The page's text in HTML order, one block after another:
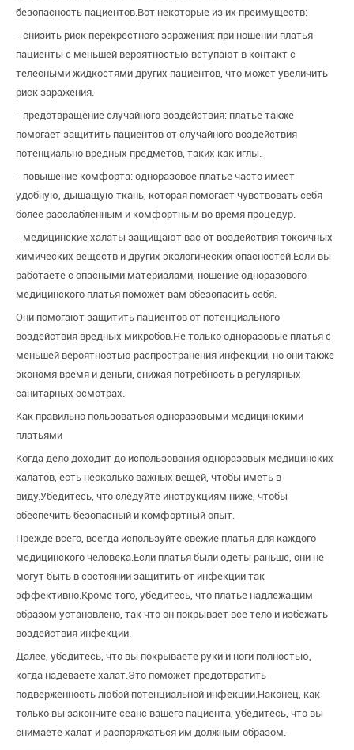
безопасность пациентов.Вот некоторые из их преимуществ:
- снизить риск перекрестного заражения: при ношении платья
пациенты с меньшей вероятностью вступают в контакт с
телесными жидкостями других пациентов, что может увеличить
риск заражения.
- предотвращение случайного воздействия: платье также
помогает защитить пациентов от случайного воздействия
потенциально вредных предметов, таких как иглы.
- повышение комфорта: одноразовое платье часто имеет
удобную, дышащую ткань, которая помогает чувствовать себя
более расслабленным и комфортным во время процедур.
- медицинские халаты защищают вас от воздействия токсичных
химических веществ и других экологических опасностей.Если вы
работаете с опасными материалами, ношение одноразового
медицинского платья поможет вам обезопасить себя.
Они помогают защитить пациентов от потенциального
воздействия вредных микробов.Не только одноразовые платья с
меньшей вероятностью распространения инфекции, но они также
экономя время и деньги, снижая потребность в регулярных
санитарных осмотрах.
Как правильно пользоваться одноразовыми медицинскими
платьями
Когда дело доходит до использования одноразовых медицинских
халатов, есть несколько важных вещей, чтобы иметь в
виду.Убедитесь, что следуйте инструкциям ниже, чтобы
обеспечить безопасный и комфортный опыт.
Прежде всего, всегда используйте свежие платья для каждого
медицинского человека.Если платья были одеты раньше, они не
могут быть в состоянии защитить от инфекции так
эффективно.Кроме того, убедитесь, что платье надлежащим
образом установлено, так что он покрывает все тело и избежать
воздействия инфекции.
Далее, убедитесь, что вы покрываете руки и ноги полностью,
когда надеваете халат.Это поможет предотвратить
подверженность любой потенциальной инфекции.Наконец, как
только вы закончите сеанс вашего пациента, убедитесь, что вы
снимаете халат и распоряжаться им должным образом.